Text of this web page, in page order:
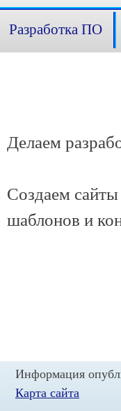
Разработка ПО
Делаем
Создаем сайты
шаблонов и
Информация
Карта сайта